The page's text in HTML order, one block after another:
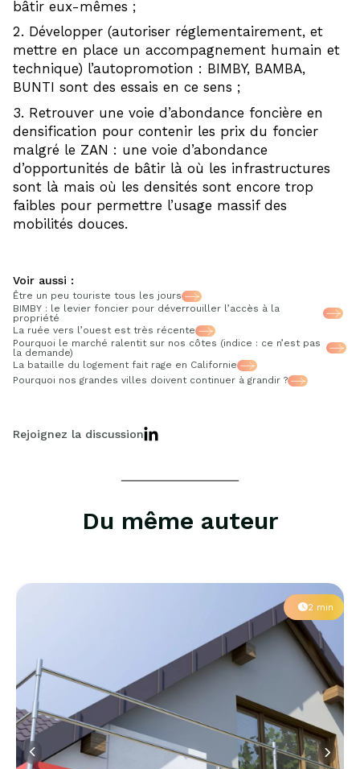
bâtir eux-mêmes ;
Développer (autoriser réglementairement, et
mettre en place un accompagnement humain et
technique) l’autopromotion : BIMBY, BAMBA,
BUNTI sont des essais en ce sens ;
Retrouver une voie d’abondance foncière en
densification pour contenir les prix du foncier
malgré le ZAN : une voie d’abondance
d’opportunités de bâtir là où les infrastructures
sont là mais où les densités sont encore trop
faibles pour permettre l’usage massif des
mobilités douces.
Voir aussi :
Être un peu touriste tous les jours
BIMBY : le levier foncier pour déverrouiller l’accès à la
propriété
La ruée vers l’ouest est très récente
Pourquoi le marché ralentit sur nos côtes (indice : ce n’est pas
la demande)
La bataille du logement fait rage en Californie
Pourquoi nos grandes villes doivent continuer à grandir ?
Rejoignez la discussion
Du même auteur
2 min